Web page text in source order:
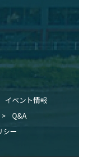
イベント情報
Q&A
シー